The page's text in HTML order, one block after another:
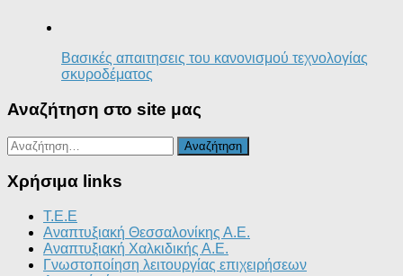
Βασικές απαιτησεις του κανονισμού τεχνολογίας
σκυροδέματος
Αναζήτηση στο site μας
Αναζήτηση
για:
Χρήσιμα links
T.E.E
Αναπτυξιακή Θεσσαλονίκης Α.Ε.
Αναπτυξιακή Χαλκιδικής Α.Ε.
Γνωστοποίηση λειτουργίας επιχειρήσεων